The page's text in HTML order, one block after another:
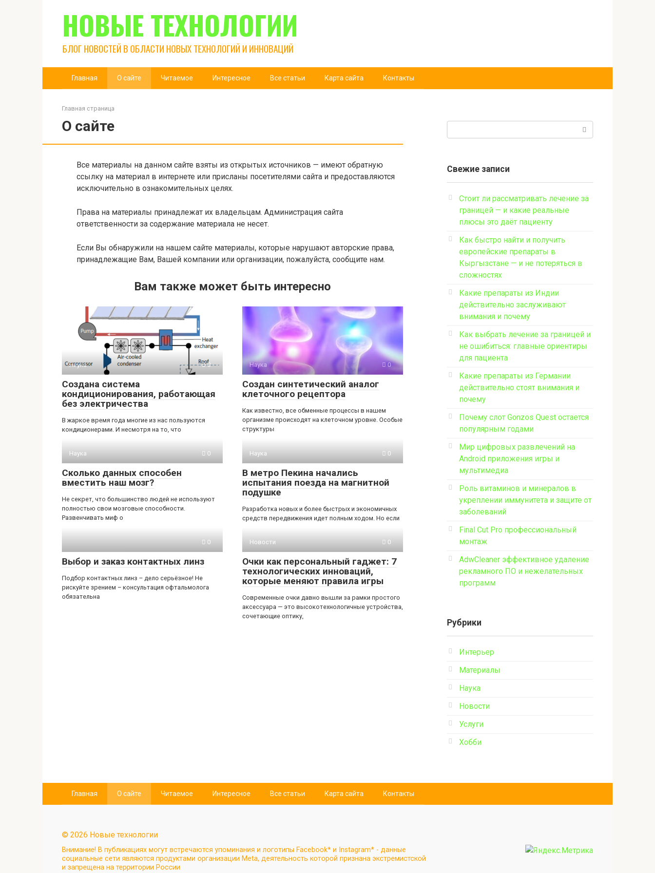
НОВЫЕ ТЕХНОЛОГИИ
БЛОГ НОВОСТЕЙ В ОБЛАСТИ НОВЫХ ТЕХНОЛОГИЙ И ИННОВАЦИЙ
Главная О сайте Читаемое Интересное Все статьи Карта сайта Контакты
Главная страница
О сайте
Все материалы на данном сайте взяты из открытых источников — имеют обратную
ссылку на материал в интернете или присланы посетителями сайта и предоставляются
исключительно в ознакомительных целях.
Права на материалы принадлежат их владельцам. Администрация сайта
ответственности за содержание материала не несет.
Если Вы обнаружили на нашем сайте материалы, которые нарушают авторские права,
принадлежащие Вам, Вашей компании или организации, пожалуйста, сообщите нам.
Вам также может быть интересно
Наука 0
Создана система
кондиционирования, работающая
без электричества
В жаркое время года многие из нас пользуются
кондиционерами. И несмотря на то, что
Наука 0
Создан синтетический аналог
клеточного рецептора
Как известно, все обменные процессы в нашем
организме происходят на клеточном уровне. Особые
структуры
Наука 0
Сколько данных способен
вместить наш мозг?
Не секрет, что большинство людей не используют
полностью свои мозговые способности.
Развенчивать миф о
Наука 0
В метро Пекина начались
испытания поезда на магнитной
подушке
Разработка новых и более быстрых и экономичных
средств передвижения идет полным ходом. Но если
0
Выбор и заказ контактных линз
Подбор контактных линз – дело серьёзное! Не
рискуйте зрением – консультация офтальмолога
обязательна
Новости 0
Очки как персональный гаджет: 7
технологических инноваций,
которые меняют правила игры
Современные очки давно вышли за рамки простого
аксессуара — это высокотехнологичные устройства,
сочетающие оптику,
Свежие записи
Стоит ли рассматривать лечение за
границей — и какие реальные
плюсы это даёт пациенту
Как быстро найти и получить
европейские препараты в
Кыргызстане — и не потеряться в
сложностях
Какие препараты из Индии
действительно заслуживают
внимания и почему
Как выбрать лечение за границей и
не ошибиться: главные ориентиры
для пациента
Какие препараты из Германии
действительно стоят внимания и
почему
Почему слот Gonzos Quest остается
популярным годами
Мир цифровых развлечений на
Android приложения игры и
мультимедиа
Роль витаминов и минералов в
укреплении иммунитета и защите от
заболеваний
Final Cut Pro профессиональный
монтаж
AdwCleaner эффективное удаление
рекламного ПО и нежелательных
программ
Рубрики
Интерьер
Материалы
Наука
Новости
Услуги
Хобби
Главная О сайте Читаемое Интересное Все статьи Карта сайта Контакты
© 2026 Новые технологии
Внимание! В публикациях могут встречаются упоминания и логотипы Facebook* и Instagram* - данные
социальные сети являются продуктами организации Meta, деятельность которой признана экстремистской
и запрещена на территории России